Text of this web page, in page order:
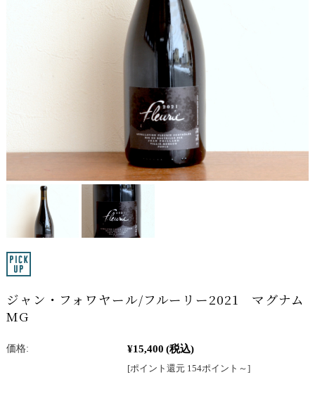
ジャン・フォワヤール/フルーリー2021 マグナム
MG
価格: ¥15,400 (税込)
[ポイント還元 154ポイント～]